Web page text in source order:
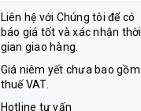
Liên hệ với Chúng tôi để có
báo giá tốt và xác nhận thời
gian giao hàng.
Giá niêm yết chưa bao gồm
thuế VAT.
Hotline tư vấn